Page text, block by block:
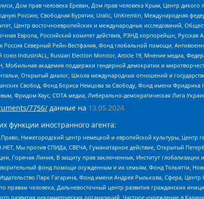
Дом прав человека Ереван, Дом прав человека Крым, Центр
Россию, Свободная Бурятия, Uralic, UnKremlin, Международная
Центр восточноевропейских и международных исследований,
Европа, Российский комитет действия, РЭНД корпорейшн,
Северный Рейн-Вестфалия, Фонд глобальной помощи,
IndustriALL, Russian Election Monitor, Article 19, Мнение медиа,
Мобильная академия поддержки гендерной демократии и
Открытый диалог, Школа международных отношений и
Свобод, Фонд Бориса Немцова за Свободу, Фонд имени Фридриха
Фридом Хаус, СОТА медиа, Либерально-демократическая Лига
7756/ данные на 13.05.2024
иностранного агента:
Нижегородский центр немецкой и европейской культуры,
Мы против СПИДа, СВЕЧА, Гуманитарное действие, Открытый
Горячая Линия, В защиту прав заключенных, Институт
фонд помощи осужденным и их семьям, Фонд Тольятти,
Парк Гагарина, Фонд имени Андрея Рылькова, Сфера,
правам человека, Дальневосточный центр развития гражданских
некоммерческих организаций, Частное учреждение в